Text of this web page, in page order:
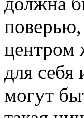
центром
для себя
могут